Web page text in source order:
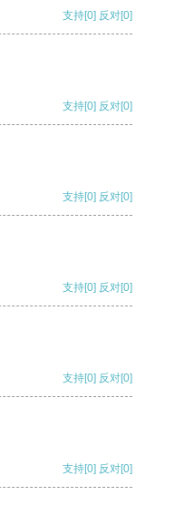
支持[0] 反对[0]
支持[0] 反对[0]
支持[0] 反对[0]
支持[0] 反对[0]
支持[0] 反对[0]
支持[0] 反对[0]